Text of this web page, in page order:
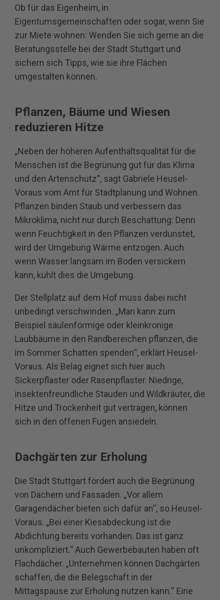
Ob für das Eigenheim, in
Eigentumsgemeinschaften oder sogar, wenn Sie
zur Miete wohnen: Wenden Sie sich gerne an die
Beratungsstelle bei der Stadt Stuttgart und
sichern sich Tipps, wie sie ihre Flächen
umgestalten können.
Pflanzen, Bäume und Wiesen
reduzieren Hitze
„Neben der höheren Aufenthaltsqualität für die
Menschen ist die Begrünung gut für das Klima
und den Artenschutz“, sagt Gabriele Heusel‐
Voraus vom Amt für Stadtplanung und Wohnen.
Pflanzen binden Staub und verbessern das
Mikroklima, nicht nur durch Beschattung: Denn
wenn Feuchtigkeit in den Pflanzen verdunstet,
wird der Umgebung Wärme entzogen. Auch
wenn Wasser langsam im Boden versickern
kann, kühlt dies die Umgebung.
Der Stellplatz auf dem Hof muss dabei nicht
unbedingt verschwinden. „Man kann zum
Beispiel säulenförmige oder kleinkronige
Laubbäume in den Randbereichen pflanzen, die
im Sommer Schatten spenden“, erklärt Heusel‐
Voraus. Als Belag eignet sich hier auch
Sickerpflaster oder Rasenpflaster. Niedrige,
insektenfreundliche Stauden und Wildkräuter, die
Hitze und Trockenheit gut vertragen, können
sich in den offenen Fugen ansiedeln.
Dachgärten zur Erholung
Die Stadt Stuttgart fördert auch die Begrünung
von Dächern und Fassaden. „Vor allem
Garagendächer bieten sich dafür an“, so Heusel‐
Voraus. „Bei einer Kiesabdeckung ist die
Abdichtung bereits vorhanden. Das ist ganz
unkompliziert.“ Auch Gewerbebauten haben oft
Flachdächer. „Unternehmen können Dachgärten
schaffen, die die Belegschaft in der
Mittagspause zur Erholung nutzen kann.“ Eine